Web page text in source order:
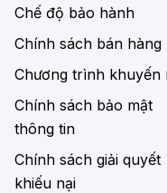
Chế độ bảo hành
Chính sách bán hàng
Chương trình khuyến
Chính sách bảo mật
thông tin
Chính sách giải quyết
khiếu nại